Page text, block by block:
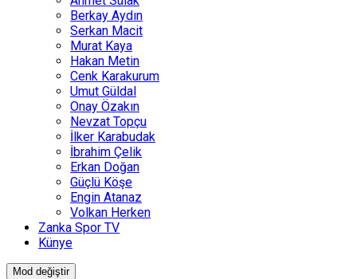
Berkay Aydın
Serkan Macit
Murat Kaya
Hakan Metin
Cenk Karakurum
Umut Güldal
Onay Özakın
Nevzat Topçu
İlker Karabudak
İbrahim Çelik
Erkan Doğan
Güçlü Köşe
Engin Atanaz
Volkan Herken
Zanka Spor TV
Künye
Mod değiştir